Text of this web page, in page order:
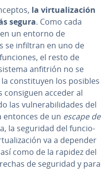
la vi­r­tua­li­za­ción
segura. Como cada
un entorno de
se infiltran en uno de
el resto de
anfitrión no se
co­n­s­ti­tu­yen los posibles
consiguen acceder al
las vu­l­ne­ra­bi­li­da­des del
entonces de un escape de
la seguridad del fu­n­cio­
va a depender
como de la rapidez del
de seguridad y para